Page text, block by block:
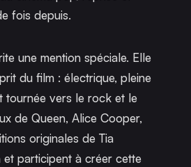
fois depuis.
une mention spéciale. Elle
du film : électrique, pleine
tournée vers le rock et le
de Queen, Alice Cooper,
originales de Tia
participent à créer cette